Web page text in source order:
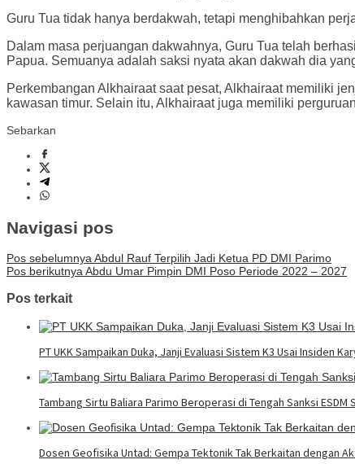
Guru Tua tidak hanya berdakwah, tetapi menghibahkan
Dalam masa perjuangan dakwahnya, Guru Tua telah
Papua. Semuanya adalah saksi nyata akan dakwah dia
Perkembangan Alkhairaat saat pesat, Alkhairaat memiliki
kawasan timur. Selain itu, Alkhairaat juga memiliki
Sebarkan
Navigasi pos
Pos sebelumnya Abdul Rauf Terpilih Jadi Ketua PD DMI Parimo
Pos berikutnya Abdu Umar Pimpin DMI Poso Periode 2022 – 2027
Pos terkait
PT UKK Sampaikan Duka, Janji Evaluasi Sistem K3 Usai Insiden
Tambang Sirtu Baliara Parimo Beroperasi di Tengah Sanksi ESDM
Dosen Geofisika Untad: Gempa Tektonik Tak Berkaitan dengan